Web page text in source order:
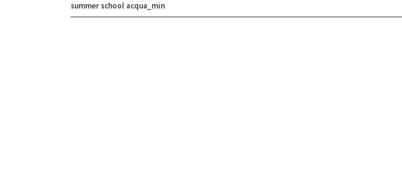
summer school acqua_min